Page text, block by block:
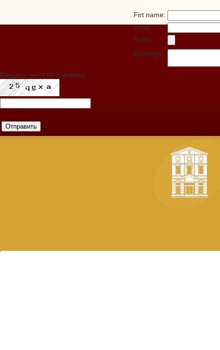
Firt name:
email:
Файл :
Message:
Введите текст на картинке